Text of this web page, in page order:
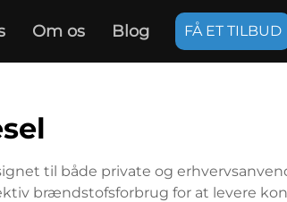
Om os Blog FÅ ET TILBUD
til både private og
brændstofsforbrug for at levere